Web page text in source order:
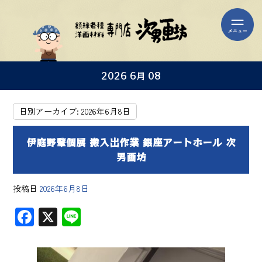
2026 6月 08
日別アーカイブ:2026年6月8日
伊庭野肇個展 搬入出作業 銀座アートホール 次
男画坊
投稿日 2026年6月8日
F
e
X